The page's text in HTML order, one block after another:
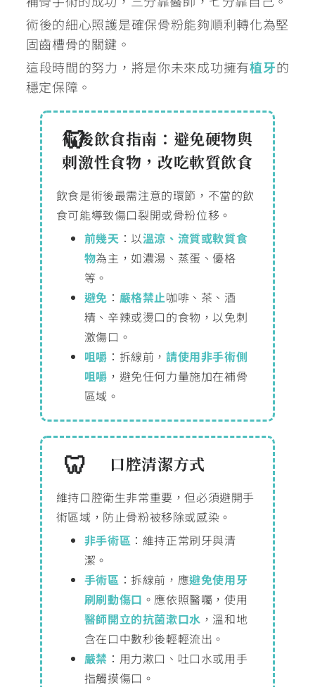
術後的細心照護是確保骨粉能夠順利轉化為堅
固齒槽骨的關鍵。
這段時間的努力，將是你未來成功擁有植牙的
穩定保障。
術後飲食指南：避免硬物與
刺激性食物，改吃軟質飲食
飲食是術後最需注意的環節，不當的飲
食可能導致傷口裂開或骨粉位移。
前幾天 ：以溫涼、流質或軟質食
物為主，如濃湯、蒸蛋、優格
等。
避免 ： 嚴格禁止咖啡、茶、酒
精、辛辣或燙口的食物，以免刺
激傷口。
咀嚼 ：拆線前，請使用非手術側
咀嚼 ，避免任何力量施加在補骨
區域。
口腔清潔方式
維持口腔衛生非常重要，但必須避開手
術區域，防止骨粉被移除或感染。
非手術區 ：維持正常刷牙與清
潔。
手術區 ：拆線前，應避免使用牙
刷刷動傷口 。應依照醫囑，使用
醫師開立的抗菌漱口水 ，溫和地
含在口中數秒後輕輕流出。
嚴禁 ：用力漱口、吐口水或用手
指觸摸傷口。